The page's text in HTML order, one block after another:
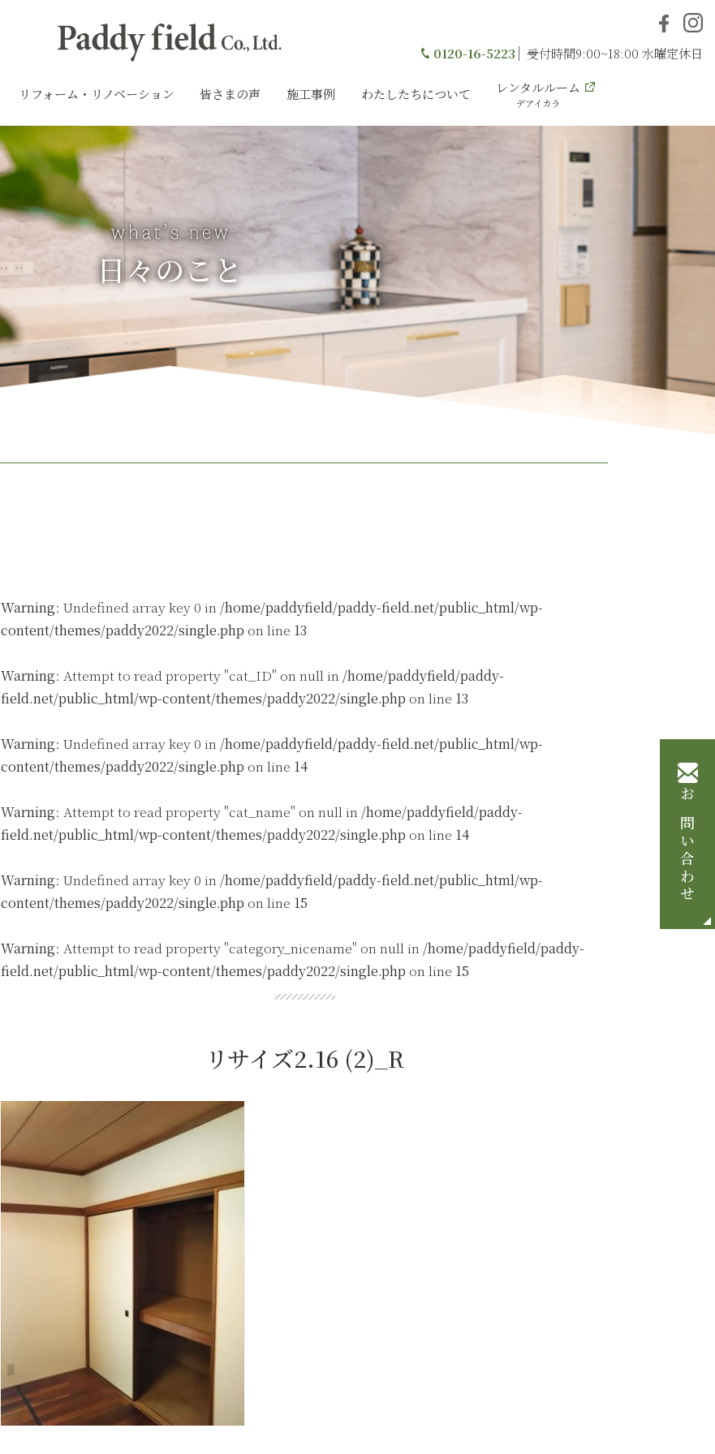
0120-16-5223 受付時間9:00~18:00 水曜定休日
リフォーム・リノベーション 皆さまの声 施工事例 わたしたちについて レンタルルーム
デアイカラ
お問い合わせ
日々のこと
Warning: Undefined array key 0 in /home/paddyfield/paddy-field.net/public_html/wp-
content/themes/paddy2022/single.php on line 13
Warning: Attempt to read property "cat_ID" on null in /home/paddyfield/paddy-
field.net/public_html/wp-content/themes/paddy2022/single.php on line 13
Warning: Undefined array key 0 in /home/paddyfield/paddy-field.net/public_html/wp-
content/themes/paddy2022/single.php on line 14
Warning: Attempt to read property "cat_name" on null in /home/paddyfield/paddy-
field.net/public_html/wp-content/themes/paddy2022/single.php on line 14
Warning: Undefined array key 0 in /home/paddyfield/paddy-field.net/public_html/wp-
content/themes/paddy2022/single.php on line 15
Warning: Attempt to read property "category_nicename" on null in /home/paddyfield/paddy-
field.net/public_html/wp-content/themes/paddy2022/single.php on line 15
リサイズ2.16 (2)_R